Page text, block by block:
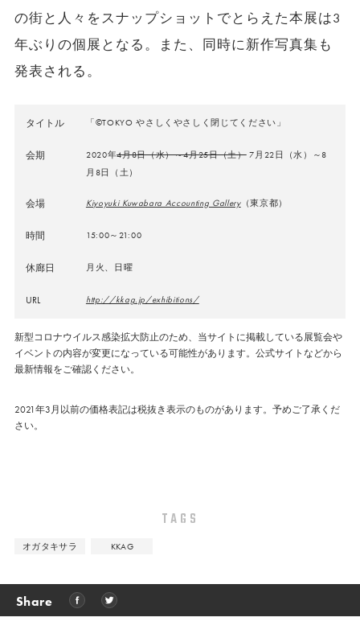
の街と人々をスナップショットでとらえた本展は3
年ぶりの個展となる。また、同時に新作写真集も
発表される。
タイトル 「©TOKYO やさしくやさしく閉じてください」
会期 2020年4月8日（水）～4月25日（土） 7 月 22日（水）～ 8
月 8日（土）
会場 Kiyoyuki Kuwabara Accounting Gallery（東京都）
時間 15:00～21:00
休廊日 月火、日曜
URL http://kkag.jp/exhibitions/
新型コロナウイルス感染拡大防止のため、当サイトに掲載している展覧会や
イベントの内容が変更になっている可能性があります。公式サイトなどから
最新情報をご確認ください。
2021年3月以前の価格表記は税抜き表示のものがあります。予めご了承くだ
さい。
TAGS
オガタキサラ KKAG
Share